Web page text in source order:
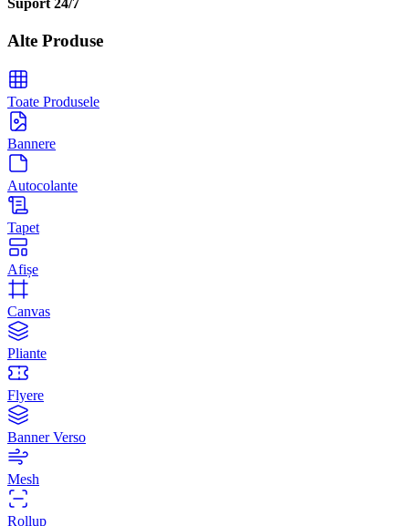
Alte Produse
Toate Produsele
Bannere
Autocolante
Tapet
Afișe
Canvas
Pliante
Flyere
Banner Verso
Mesh
Rollup